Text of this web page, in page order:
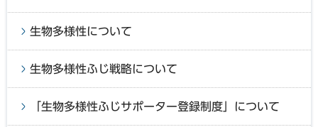
生物多様性について
生物多様性ふじ戦略について
「生物多様性ふじサポーター登録制度」について